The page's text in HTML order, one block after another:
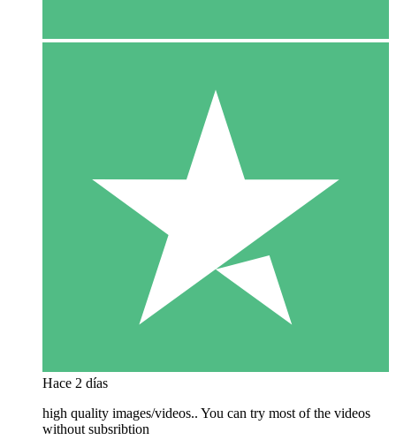
Hace 2 días
high quality images/videos.. You can try most of the videos
without subsribtion